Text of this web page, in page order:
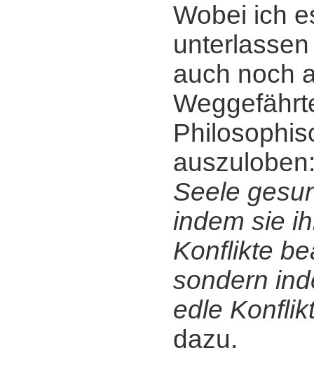
Wobei ich
auch noch
Seele
indem sie
Konflikte
sondern
edle
dazu.